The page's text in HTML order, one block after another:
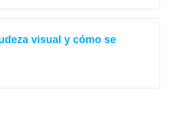
visual y cómo se